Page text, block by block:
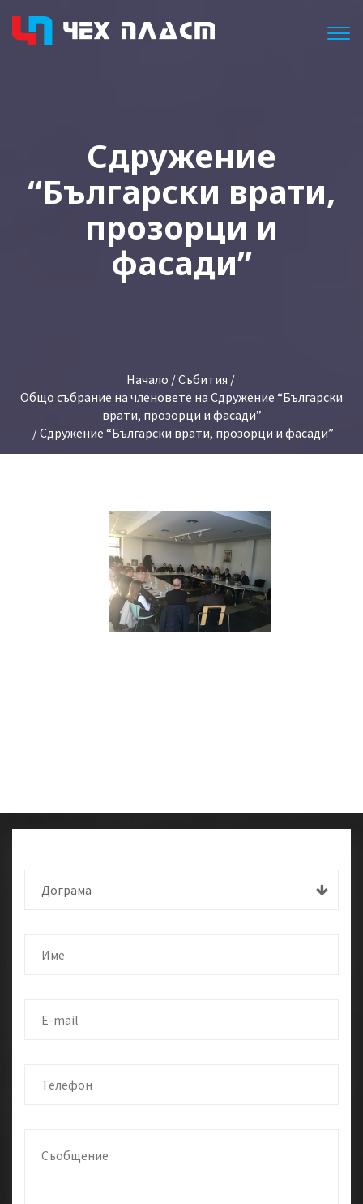
Сдружение
“Български врати,
прозорци и
фасади”
Начало /Събития /
Общо събрание на членовете на Сдружение “Български
врати, прозорци и фасади”
/ Сдружение “Български врати, прозорци и фасади”
Дограма